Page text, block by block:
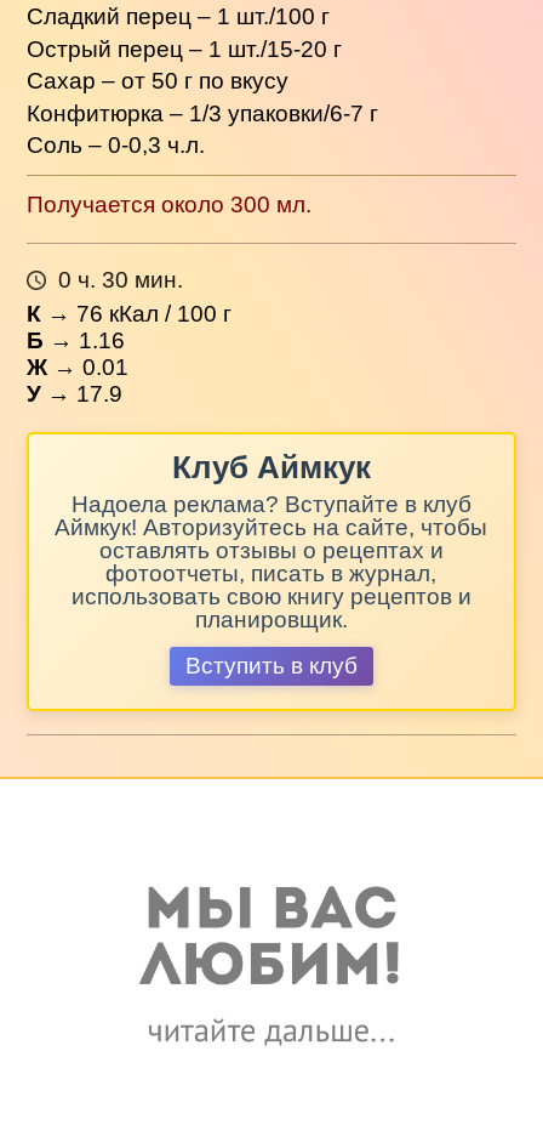
Сладкий перец – 1 шт./100 г
Острый перец – 1 шт./15-20 г
Сахар – от 50 г по вкусу
Конфитюрка – 1/3 упаковки/6-7 г
Соль – 0-0,3 ч.л.
Получается около 300 мл.
0 ч. 30 мин.
К → 76 кКал / 100 г
Б → 1.16
Ж → 0.01
У → 17.9
Клуб Аймкук
Надоела реклама? Вступайте в клуб
Аймкук! Авторизуйтесь на сайте, чтобы
оставлять отзывы о рецептах и
фотоотчеты, писать в журнал,
использовать свою книгу рецептов и
планировщик.
Вступить в клуб